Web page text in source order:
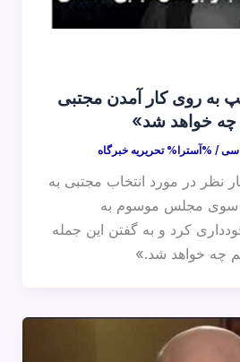
به روی کار آمدن مجتبی
چه خواهد شد»
/ %آسترا% تحریریه خبرگاه
نظر در مورد انتخاب مجتبی به
سوی مجلس موسوم به
کرد و به گفتن این جمله
چه خواهد شد.»